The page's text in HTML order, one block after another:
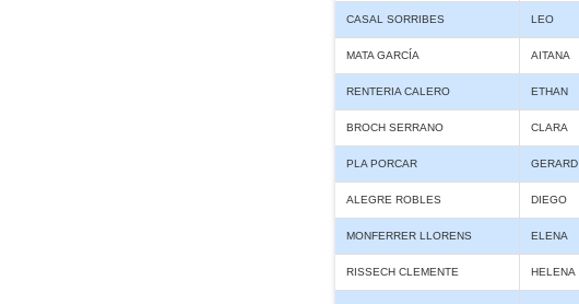
CASAL SORRIBES LEO
MATA GARCÍA AITANA
RENTERIA CALERO ETHAN
BROCH SERRANO CLARA
PLA PORCAR GERARD
ALEGRE ROBLES DIEGO
MONFERRER LLORENS ELENA
RISSECH CLEMENTE HELENA